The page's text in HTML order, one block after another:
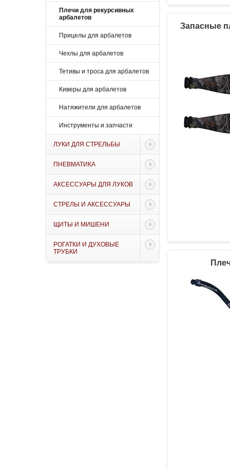
Плечи для рекурсивных
арбалетов
Прицелы для арбалетов
Чехлы для арбалетов
Тетивы и троса для арбалетов
Киверы для арбалетов
Натяжители для арбалетов
Инструменты и запчасти
ЛУКИ ДЛЯ СТРЕЛЬБЫ
ПНЕВМАТИКА
АКСЕССУАРЫ ДЛЯ ЛУКОВ
СТРЕЛЫ И АКСЕССУАРЫ
ЩИТЫ И МИШЕНИ
РОГАТКИ И ДУХОВЫЕ
ТРУБКИ
Запасные